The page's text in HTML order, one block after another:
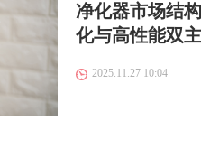
净化器市场结
化与高性能双
2025.11.27 10:04